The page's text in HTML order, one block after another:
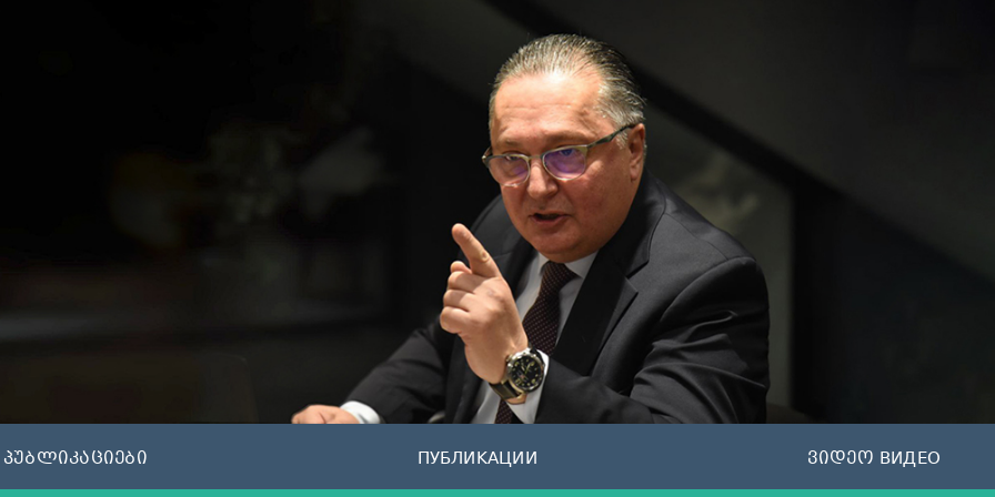
პუბლიკაციები ПУБЛИКАЦИИ ვიდეო ВИДЕО